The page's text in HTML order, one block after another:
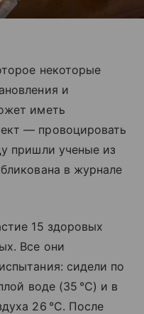
некоторые
и
иметь
— провоцировать
пришли ученые из
в журнале
15 здоровых
Все они
сидели по
воде (35 °C) и в
26 °C. После